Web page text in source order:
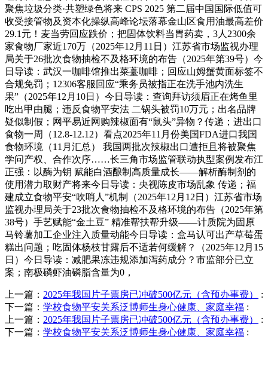
聚焦垃圾分类·共塑绿色将来 CPS 2025 第二届中国国际低值可
收受接管物及资本化操纵高峰论坛落幕金山区食用油最高差价
29.1元！麦当劳回应跌价；把固体饮料当胃药卖，3人2300余
家食物厂家近170万（2025年12月11日）江苏省市场监视办理
局关于26批次食物抽检不及格环境的布告（2025年第39号）今
日导读：武汉一咖啡馆推出菜薹咖啡；回应山姆蟹黄面标签不
合规免罚；12306客服回应“乘务员被指正在洗手池内洗生
果”（2025年12月10日）今日导读：查询拜访须眉正在烤鱼里
吃出甲由腿；违反食物平安法 二锅头被罚10万元；出名品牌
疑似制假；网平易近网购辣椒面有“鼠头”异物？传递；进出口
食物一周（12.8-12.12）看点2025年11月份美国FDA进口我国
食物环境（11月汇总） 我国两批次辣椒出口遭拒且将被聚焦
学问产权、合作次序……长三角市场监管联动执型案例发布江
正强：以酶为钥 赋能白酒酿制高质量成长——解析酶制剂的
使用潜力取财产将来今日导读：央视陈皮市场乱象 传递；福
建成立食物平安“吹哨人”机制（2025年12月12日）江苏省市场
监视办理局关于23批次食物抽检不及格环境的布告（2025年第
38号）手艺赋能“金土豆” 精准帮扶帮升级——计质院为固原
马铃薯加工企业注入质量动能今日导读：盒马认可出产草莓蛋
糕出问题；吃固体杨枝甘露后不适若何缓解？（2025年12月15
日）今日导读：减肥果冻违规添加泻药成分？市监部分已立
案；南极磷虾油磷脂含量为0，
上一篇： 2025年我国片子票房已冲破500亿元（含预办事费）
:
下一篇： 学校食物平安关系泛博师生身心健康、家庭幸福 :
上一篇： 2025年我国片子票房已冲破500亿元（含预办事费）
:
下一篇： 学校食物平安关系泛博师生身心健康、家庭幸福 :